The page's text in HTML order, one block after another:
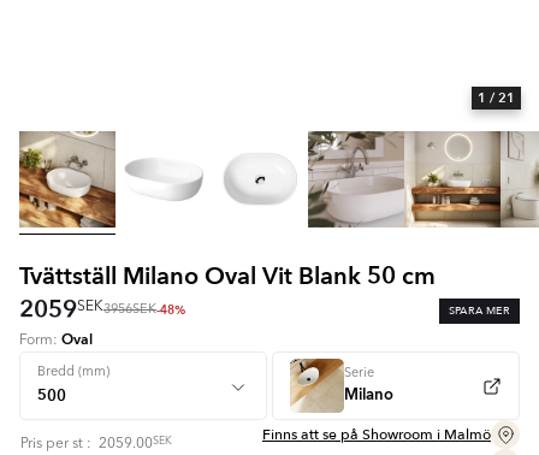
1 / 21
Tvättställ Milano Oval Vit Blank 50 cm
2059SEK3956SEK-48% SPARA MER
Form: Oval
Bredd (mm) Serie
Milano
Pris per st : 2059.00SEK Finns att se på Showroom i Malmö